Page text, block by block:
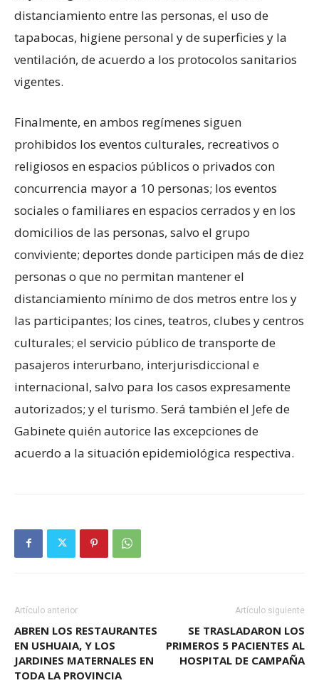
distanciamiento entre las personas, el uso de
tapabocas, higiene personal y de superficies y la
ventilación, de acuerdo a los protocolos sanitarios
vigentes.
Finalmente, en ambos regímenes siguen
prohibidos los eventos culturales, recreativos o
religiosos en espacios públicos o privados con
concurrencia mayor a 10 personas; los eventos
sociales o familiares en espacios cerrados y en los
domicilios de las personas, salvo el grupo
conviviente; deportes donde participen más de diez
personas o que no permitan mantener el
distanciamiento mínimo de dos metros entre los y
las participantes; los cines, teatros, clubes y centros
culturales; el servicio público de transporte de
pasajeros interurbano, interjurisdiccional e
internacional, salvo para los casos expresamente
autorizados; y el turismo. Será también el Jefe de
Gabinete quién autorice las excepciones de
acuerdo a la situación epidemiológica respectiva.
Artículo anterior
ABREN LOS RESTAURANTES
EN USHUAIA, Y LOS
JARDINES MATERNALES EN
TODA LA PROVINCIA
Artículo siguiente
SE TRASLADARON LOS
PRIMEROS 5 PACIENTES AL
HOSPITAL DE CAMPAÑA